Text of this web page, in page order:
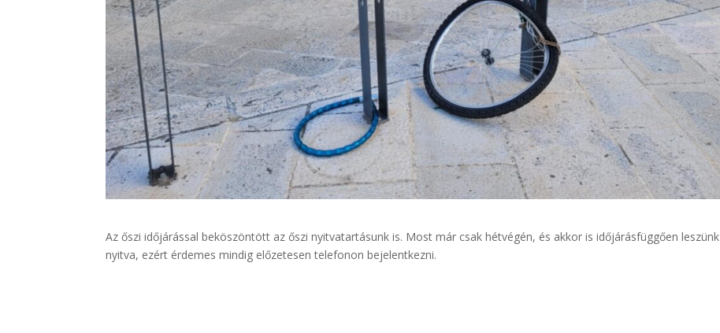
Az őszi időjárással beköszöntött az őszi nyitvatartásunk is. Most már csak hétvégén, és akkor is időjárásfüggően leszünk
nyitva, ezért érdemes mindig előzetesen telefonon bejelentkezni.